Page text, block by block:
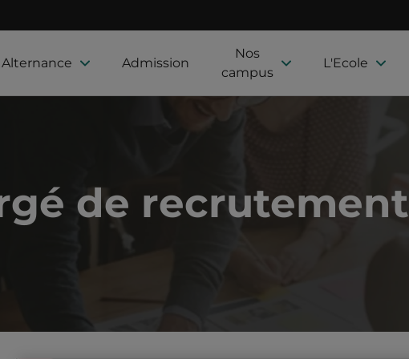
Alternance Admission
Nos
campus
L'Ecole
de recrutement